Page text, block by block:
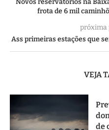
Novos reservatórios na
frota de 6 mil
próxima
Ass primeiras estações que
VEJA
de